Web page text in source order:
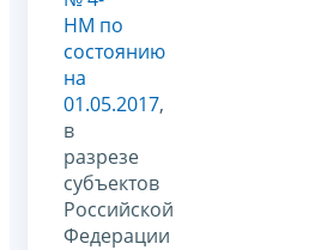
НМ по
состоянию
на
01.05.2017,
в
разрезе
субъектов
Российской
Федерации